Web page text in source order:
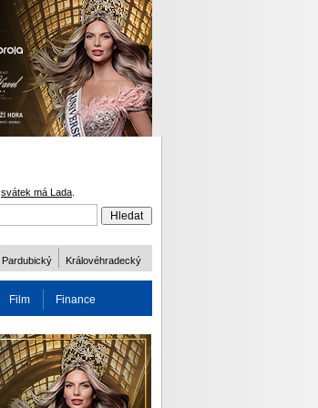
svátek má Lada
Pardubický Královéhradecký
Film Finance
ODM 2016